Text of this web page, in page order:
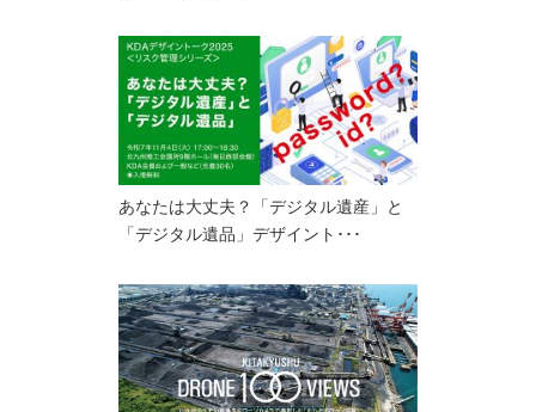
あなたは大丈夫？「デジタル遺産」と
「デジタル遺品」デザイント･･･